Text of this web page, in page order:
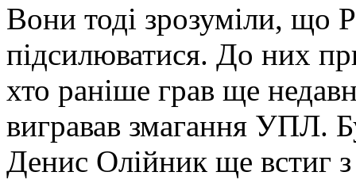
Вони тоді зрозуміли, що
підсилюватися. До них
хто раніше грав ще
вигравав змагання УПЛ.
Денис Олійник ще встиг з